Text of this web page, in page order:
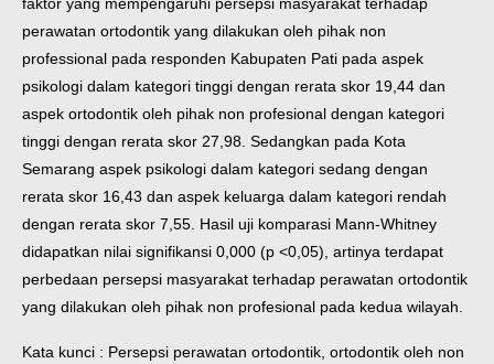
perawatan ortodontik yang dilakukan oleh pihak non
professional pada responden Kabupaten Pati pada aspek
psikologi dalam kategori tinggi dengan rerata skor 19,44 dan
aspek ortodontik oleh pihak non profesional dengan kategori
tinggi dengan rerata skor 27,98. Sedangkan pada Kota
Semarang aspek psikologi dalam kategori sedang dengan
rerata skor 16,43 dan aspek keluarga dalam kategori rendah
dengan rerata skor 7,55. Hasil uji komparasi Mann-Whitney
didapatkan nilai signifikansi 0,000 (p <0,05), artinya terdapat
perbedaan persepsi masyarakat terhadap perawatan ortodontik
yang dilakukan oleh pihak non profesional pada kedua wilayah.
Kata kunci : Persepsi perawatan ortodontik, ortodontik oleh non